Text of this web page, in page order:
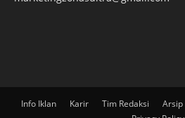
Info Iklan Karir Tim Redaksi Arsip